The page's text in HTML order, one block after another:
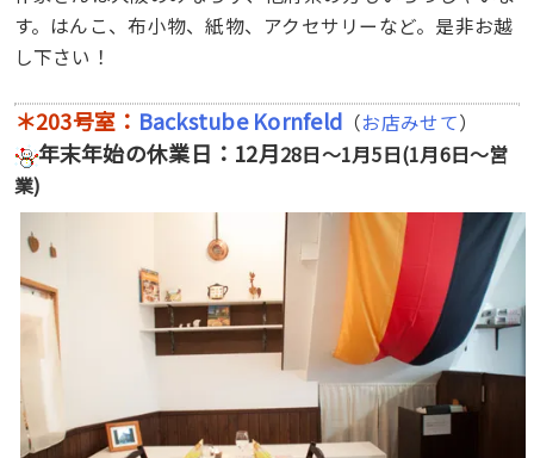
す。はんこ、布小物、紙物、アクセサリーなど。是非お越
し下さい！
＊203号室： Backstube Kornfeld （お店みせて）
年末年始の休業日：12月28日～1月5日(1月6日～営
業)